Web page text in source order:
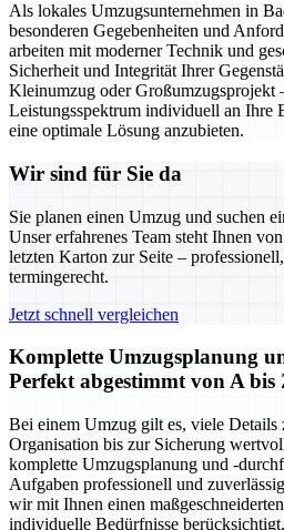
Als lokales Umzugsunternehmen in
besonderen Gegebenheiten und
arbeiten mit moderner Technik und
Sicherheit und Integrität Ihrer
Kleinumzug oder Großumzugsprojekt
Leistungsspektrum individuell an Ihre
eine optimale Lösung anzubieten.
Wir sind für Sie da
Sie planen einen Umzug und suchen
Unser erfahrenes Team steht Ihnen
letzten Karton zur Seite –
termingerecht.
Jetzt schnell vergleichen
Komplette Umzugsplanung
Perfekt abgestimmt von A bis
Bei einem Umzug gilt es, viele Details
Organisation bis zur Sicherung
komplette Umzugsplanung und -
Aufgaben professionell und
wir mit Ihnen einen
individuelle Bedürfnisse